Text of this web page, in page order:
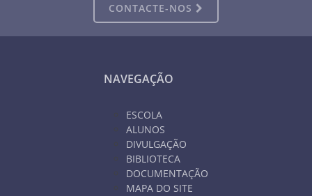
CONTACTE-NOS
NAVEGAÇÃO
ESCOLA
ALUNOS
DIVULGAÇÃO
BIBLIOTECA
DOCUMENTAÇÃO
MAPA DO SITE